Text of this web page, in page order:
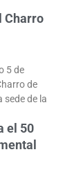
Charro
5 de
de
sede de la
el 50